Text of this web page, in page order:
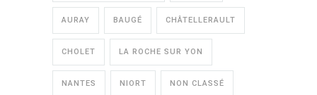
AURAY BAUGÉ CHÂTELLERAULT
CHOLET LA ROCHE SUR YON
NANTES NIORT NON CLASSÉ